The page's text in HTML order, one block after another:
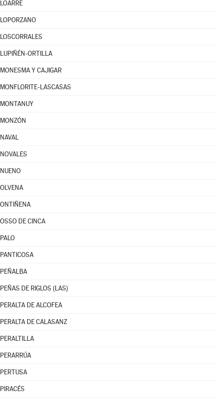
LOARRE
LOPORZANO
LOSCORRALES
LUPIÑÉN-ORTILLA
MONESMA Y CAJIGAR
MONFLORITE-LASCASAS
MONTANUY
MONZÓN
NAVAL
NOVALES
NUENO
OLVENA
ONTIÑENA
OSSO DE CINCA
PALO
PANTICOSA
PEÑALBA
PEÑAS DE RIGLOS (LAS)
PERALTA DE ALCOFEA
PERALTA DE CALASANZ
PERALTILLA
PERARRÚA
PERTUSA
PIRACÉS